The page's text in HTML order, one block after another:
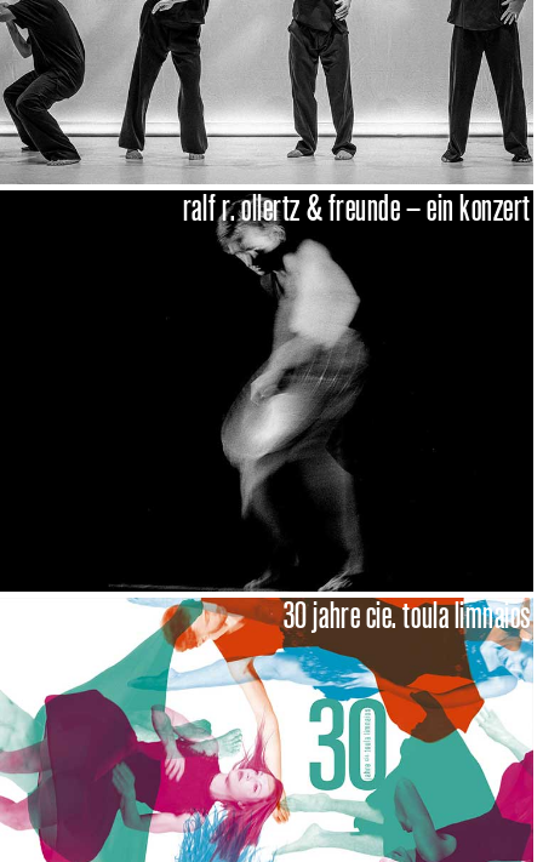
ralf r. ollertz & freunde – ein konzert
30 jahre cie. toula limnaios